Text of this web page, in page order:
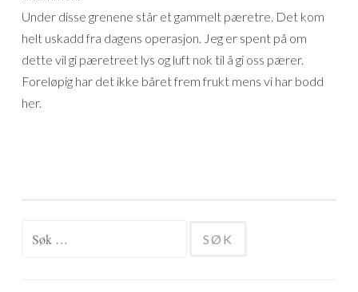
Under disse grenene står et gammelt pæretre. Det kom
helt uskadd fra dagens operasjon. Jeg er spent på om
dette vil gi pæretreet lys og luft nok til å gi oss pærer.
Foreløpig har det ikke båret frem frukt mens vi har bodd
her.